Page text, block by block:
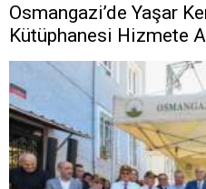
Osmangazi’de Yaşar
Kütüphanesi Hizmete